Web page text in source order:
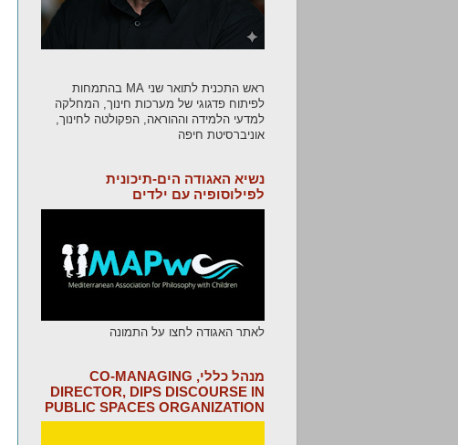
ראש התכנית לתואר שני MA בהתמחות
לפיתוח פדגוגי של מערכות חינוך, המחלקה
למדעי הלמידה וההוראה, הפקולטה לחינוך,
אוניברסיטת חיפה
נשיא האגודה הים-תיכונית
לפילוסופיה עם ילדים
לאתר האגודה לחצו על התמונה
מנהל כללי, CO-MANAGING
DIRECTOR, DIPS DISCOURSE IN
PUBLIC SPACES ORGANIZATION